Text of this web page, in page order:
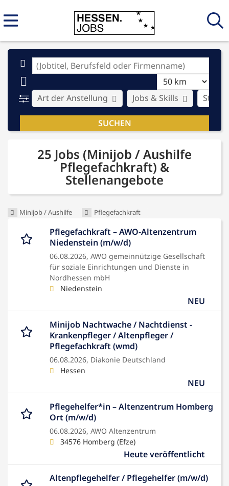
Stadt
Art der Anstellung Jobs & Skills
25 Jobs (Minijob / Aushilfe
Pflegefachkraft) &
Stellenangebote
Minijob / Aushilfe Pflegefachkraft
Pflegefachkraft – AWO-Altenzentrum
Niedenstein (m/w/d)
06.08.2026, AWO gemeinnützige Gesellschaft
für soziale Einrichtungen und Dienste in
Nordhessen mbH
Niedenstein
NEU
Minijob Nachtwache / Nachtdienst -
Krankenpfleger / Altenpfleger /
Pflegefachkraft (wmd)
06.08.2026, Diakonie Deutschland
Hessen
NEU
Pflegehelfer*in – Altenzentrum Homberg
Ort (m/w/d)
06.08.2026, AWO Altenzentrum
34576 Homberg (Efze)
Heute veröffentlicht
Altenpflegehelfer / Pflegehelfer (m/w/d)